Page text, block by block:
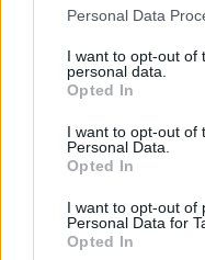
Please note that this
not limited to your visit
grant or deny consent
use your data for below
consent section.
Personal Data
I want to opt-out of
personal data.
Opted In
I want to opt-out of
Personal Data.
Opted In
I want to opt-out of
Personal Data for
Opted In
ezekbe az új
vettek fel, és a